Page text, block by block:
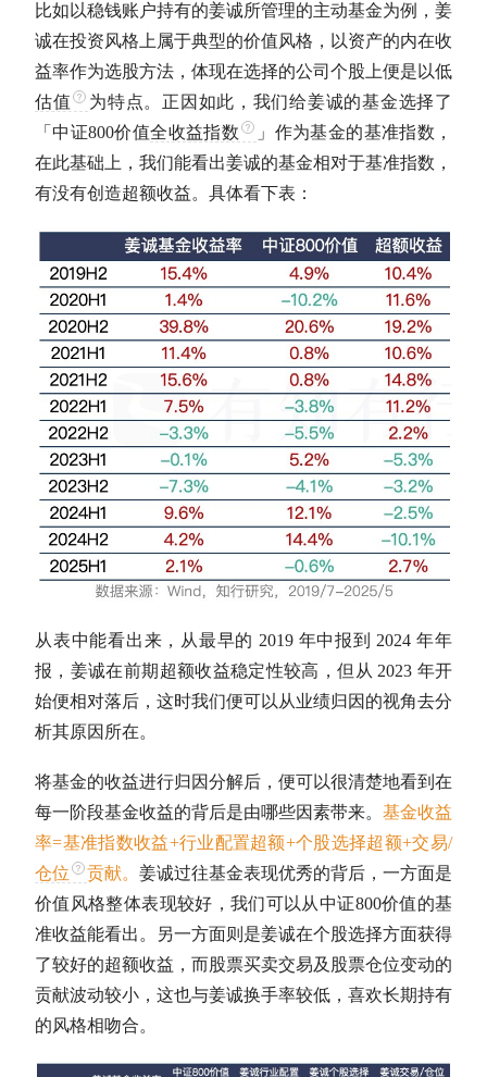
比如以稳钱账户持有的姜诚所管理的主动基金为例，姜
诚在投资风格上属于典型的价值风格，以资产的内在收
益率作为选股方法，体现在选择的公司个股上便是以低
估值
为特点。正因如此，我们给姜诚的基金选择了
「中证800价值全收益指数
」作为基金的基准指数，
在此基础上，我们能看出姜诚的基金相对于基准指数，
有没有创造超额收益。具体看下表：
从表中能看出来，从最早的 2019 年中报到 2024 年年
报，姜诚在前期 超额收益稳定性较高，但从 2023 年开
始便相对落后，这时我们便可以从业绩归因的视角去分
析其原因所在。
将基金的收益进行归因分解后，便可以很清楚地看到在
每一阶段基金收益的背后是由哪些因素带来。 基金收益
率=基准指数收益+行业配置超额+个股选择超额+交易/
仓位
贡献。 姜诚过往基金表现优秀的背后，一方面是
价值风格整体表现较好，我们可以从中证800价值的基
准收益能看出。另一方面则是姜诚在个股选择方面获得
了较好的超额收益 ，而股票买卖交易及股票仓位变动的
贡献波动较小，这也与姜诚换手率较低，喜欢长期持有
的风格相吻合。